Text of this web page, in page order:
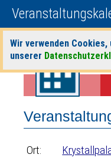
Wir verwenden
unsererStartseite>
Ort: